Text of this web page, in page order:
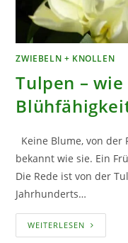
ZWIEBELN + KNOLLEN
Tulpen –
Keine Blume, von der
bekannt wie sie. Ein
Die Rede ist von der
Jahrhunderts…
WEITERLESEN TULPEN
–